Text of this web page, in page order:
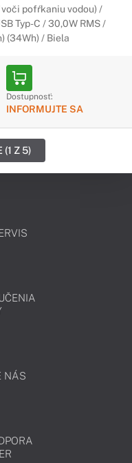
pofŕkaniu vodou) /
Typ-C / 30,0W RMS /
(34Wh) / Biela
Dostupnosť:
INFORMUJTE SA
(1 Z 5)
NÁS